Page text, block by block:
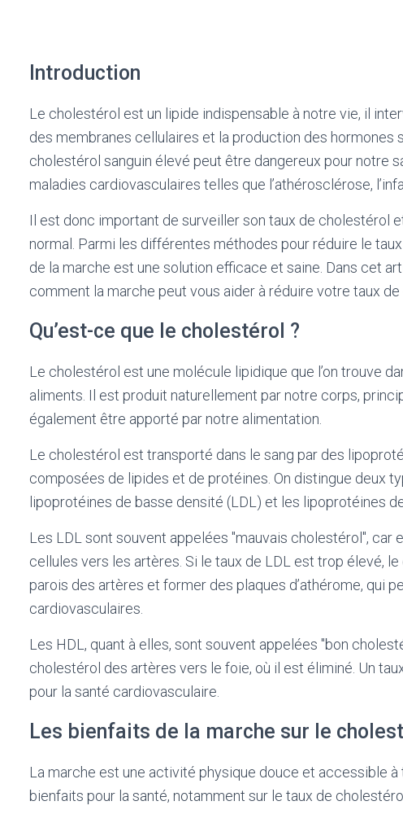
Introduction
Le cholestérol est un lipide indispensable à notre vie, il
des membranes cellulaires et la production des hormones
cholestérol sanguin élevé peut être dangereux pour notre
maladies cardiovasculaires telles que l’athérosclérose,
Il est donc important de surveiller son taux de cholestérol
normal. Parmi les différentes méthodes pour réduire le
de la marche est une solution efficace et saine. Dans cet
comment la marche peut vous aider à réduire votre taux de
Qu’est-ce que le cholestérol ?
Le cholestérol est une molécule lipidique que l’on trouve
aliments. Il est produit naturellement par notre corps,
également être apporté par notre alimentation.
Le cholestérol est transporté dans le sang par des
composées de lipides et de protéines. On distingue deux
lipoprotéines de basse densité (LDL) et les lipoprotéines
Les LDL sont souvent appelées "mauvais cholestérol",
cellules vers les artères. Si le taux de LDL est trop élevé,
parois des artères et former des plaques d’athérome, qui
cardiovasculaires.
Les HDL, quant à elles, sont souvent appelées "bon
cholestérol des artères vers le foie, où il est éliminé. Un
pour la santé cardiovasculaire.
Les bienfaits de la marche sur le
La marche est une activité physique douce et accessible
bienfaits pour la santé, notamment sur le taux de cholestérol.